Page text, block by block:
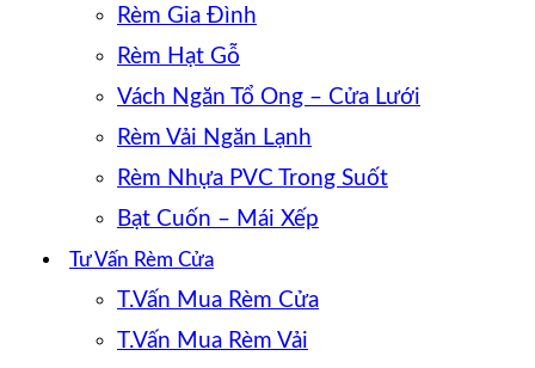
Rèm Gia Đình
Rèm Hạt Gỗ
Vách Ngăn Tổ Ong – Cửa Lưới
Rèm Vải Ngăn Lạnh
Rèm Nhựa PVC Trong Suốt
Bạt Cuốn – Mái Xếp
Tư Vấn Rèm Cửa
T.Vấn Mua Rèm Cửa
T.Vấn Mua Rèm Vải